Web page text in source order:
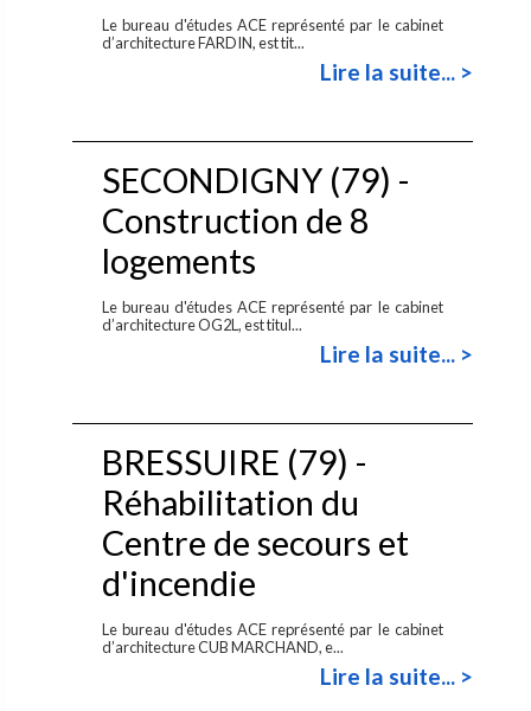
Le bureau d'études ACE représenté par le cabinet
d’architecture FARDIN, est tit...
Lire la suite... >
SECONDIGNY (79) -
Construction de 8
logements
Le bureau d'études ACE représenté par le cabinet
d’architecture OG2L, est titul...
Lire la suite... >
BRESSUIRE (79) -
Réhabilitation du
Centre de secours et
d'incendie
Le bureau d'études ACE représenté par le cabinet
d’architecture CUB MARCHAND, e...
Lire la suite... >